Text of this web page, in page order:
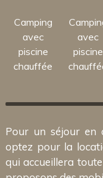
Camping
avec
piscine
chauffée
avec
piscine
Pour un séjour en
optez pour la
qui accueillera